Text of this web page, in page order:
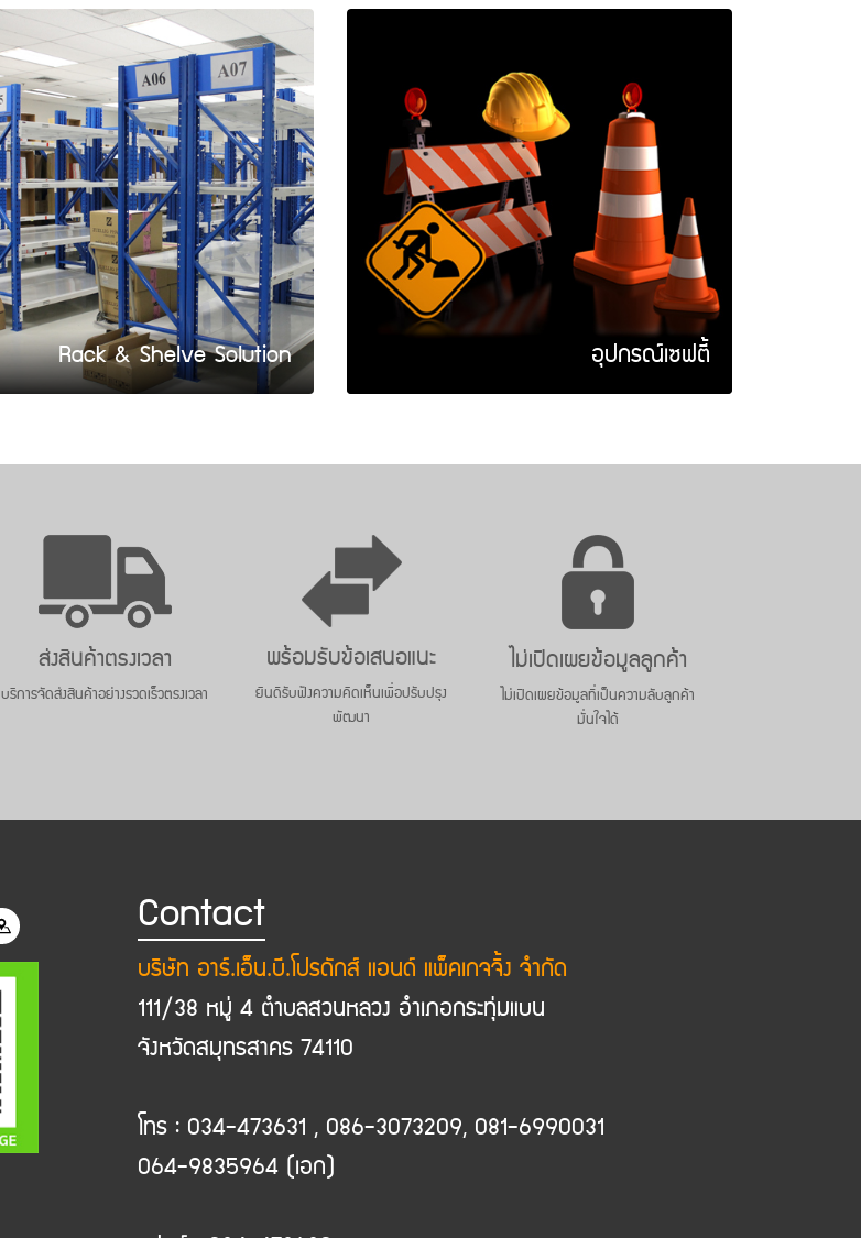
Rack & Shelve Solution อุปกรณ์เซฟตี้
ส่งสินค้าตรงเวลา
บริการจัดส่งสินค้าอย่างรวดเร็วตรงเวลา
พร้อมรับข้อเสนอแนะ
ยินดีรับฟังความคิดเห็นเพื่อปรับปรุง
พัฒนา
ไม่เปิดเผยข้อมูลลูกค้า
ไม่เปิดเผยข้อมูลที่เป็นความลับลูกค้า
มั่นใจได้
Contact
บริษัท อาร์.เอ็น.บี.โปรดักส์ แอนด์ แพ็คเกจจิ้ง จำกัด
111/38 หมู่ 4 ตำบลสวนหลวง อำเภอกระทุ่มแบน
จังหวัดสมุทรสาคร 74110
โทร : 034-473631 , 086-3073209, 081-6990031
064-9835964 (เอก)